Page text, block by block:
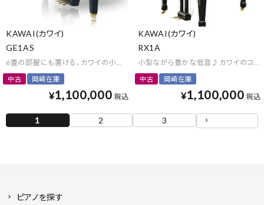
KAWAI(カワイ)
GE1AS
6畳の部屋にも置ける、カワイの小型グランドピアノ
中古 岡崎在庫
¥1,100,000 税込
KAWAI(カワイ)
RX1A
小型ながら豊かな低音♪カワイのコン
中古 岡崎在庫
¥1,100,000 税込
1 2 3
ピアノを探す